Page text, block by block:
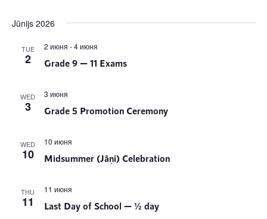
Jūnijs 2026
TUE
2 Grade 9 — 11 Exams
2 июня -4 июня
WED
3 Grade 5 Promotion Ceremony
3 июня
WED
10 Midsummer (Jāņi) Celebration
10 июня
THU
11 Last Day of School — ½ day
11 июня